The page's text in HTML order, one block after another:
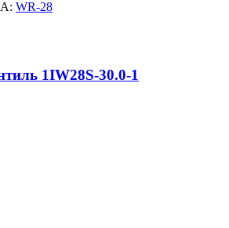
: WR-28
1IW28S-30.0-1